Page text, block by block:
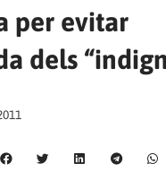
per evitar
dels